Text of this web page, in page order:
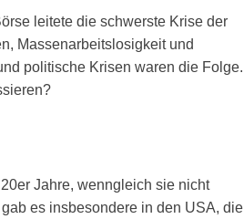
leitete die schwerste Krise der
Massenarbeitslosigkeit und
politische Krisen waren die Folge.
Jahre, wenngleich sie nicht
es insbesondere in den USA, die